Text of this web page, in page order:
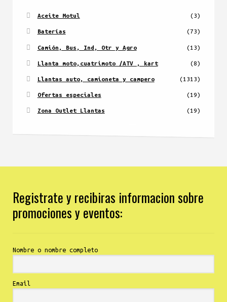
Aceite Motul (3)
Baterías (73)
Camión, Bus, Ind, Otr y Agro (13)
Llanta moto,cuatrimoto /ATV , kart (8)
Llantas auto, camioneta y campero (1313)
Ofertas especiales (19)
Zona Outlet Llantas (19)
Registrate y recibiras informacion sobre
promociones y eventos:
Nombre o nombre completo
Email